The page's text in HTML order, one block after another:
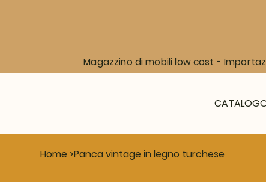
Home >Panca vintage in legno turchese
Magazzino di mobili low cost -